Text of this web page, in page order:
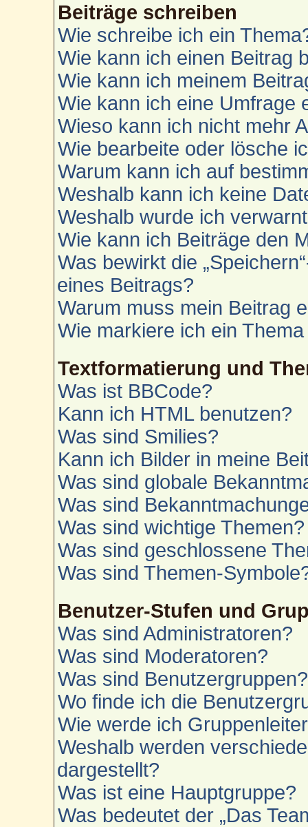
Beiträge schreiben
Wie schreibe ich ein
Wie kann ich einen Beitrag
Wie kann ich meinem
Wie kann ich eine Umfrage
Wieso kann ich nicht mehr
Wie bearbeite oder lösche
Warum kann ich auf
Weshalb kann ich keine
Weshalb wurde ich
Wie kann ich Beiträge den
Was bewirkt die
eines Beitrags?
Warum muss mein Beitrag
Wie markiere ich ein
Textformatierung und
Was ist BBCode?
Kann ich HTML benutzen?
Was sind Smilies?
Kann ich Bilder in meine
Was sind globale
Was sind
Was sind wichtige Themen?
Was sind geschlossene
Was sind Themen-
Benutzer-Stufen und
Was sind Administratoren?
Was sind Moderatoren?
Was sind Benutzergruppen?
Wo finde ich die
Wie werde ich
Weshalb werden
dargestellt?
Was ist eine Hauptgruppe?
Was bedeutet der „Das